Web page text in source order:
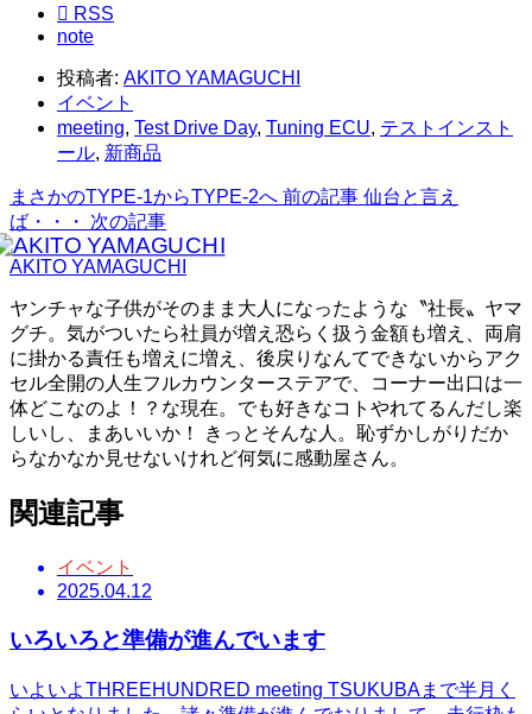
 RSS
note
投稿者: AKITO YAMAGUCHI
イベント
meeting, Test Drive Day, Tuning ECU, テストインスト
ール, 新商品
まさかのTYPE-1からTYPE-2へ 前の記事 仙台と言え
ば・・・
次の記事
AKITO YAMAGUCHI
ヤンチャな子供がそのまま大人になったような〝社長〟ヤマ
グチ。気がついたら社員が増え恐らく扱う金額も増え、両肩
に掛かる責任も増えに増え、後戻りなんてできないからアク
セル全開の人生フルカウンターステアで、コーナー出口は一
体どこなのよ！？な現在。でも好きなコトやれてるんだし楽
しいし、まあいいか！ きっとそんな人。恥ずかしがりだか
らなかなか見せないけれど何気に感動屋さん。
関連記事
イベント
2025.04.12
いろいろと準備が進んでいます
いよいよTHREEHUNDRED meeting TSUKUBAまで半月く